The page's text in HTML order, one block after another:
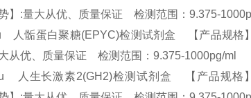
】:量大从优、质量保证 检测范围：9.375-
人骺蛋白聚糖(EPYC)检测试剂盒 【产品规
从优、质量保证 检测范围：9.375-1000pg/ml
人生长激素2(GH2)检测试剂盒 【产品规格